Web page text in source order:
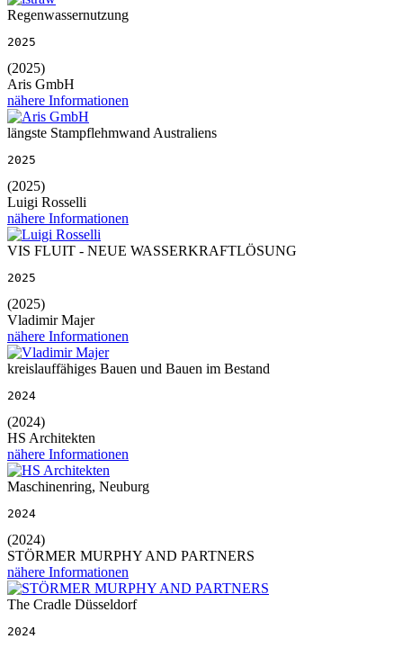
Regenwassernutzung
2025
(2025)
Aris GmbH
nähere Informationen
längste Stampflehmwand Australiens
2025
(2025)
Luigi Rosselli
nähere Informationen
VIS FLUIT - NEUE WASSERKRAFTLÖSUNG
2025
(2025)
Vladimir Majer
nähere Informationen
kreislauffähiges Bauen und Bauen im Bestand
2024
(2024)
HS Architekten
nähere Informationen
Maschinenring, Neuburg
2024
(2024)
STÖRMER MURPHY AND PARTNERS
nähere Informationen
The Cradle Düsseldorf
2024